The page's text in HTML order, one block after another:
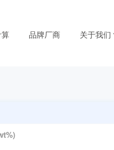
品牌厂商 关于我们